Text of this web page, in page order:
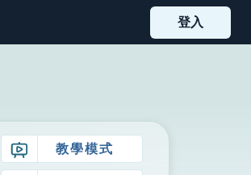
登入
教學模式